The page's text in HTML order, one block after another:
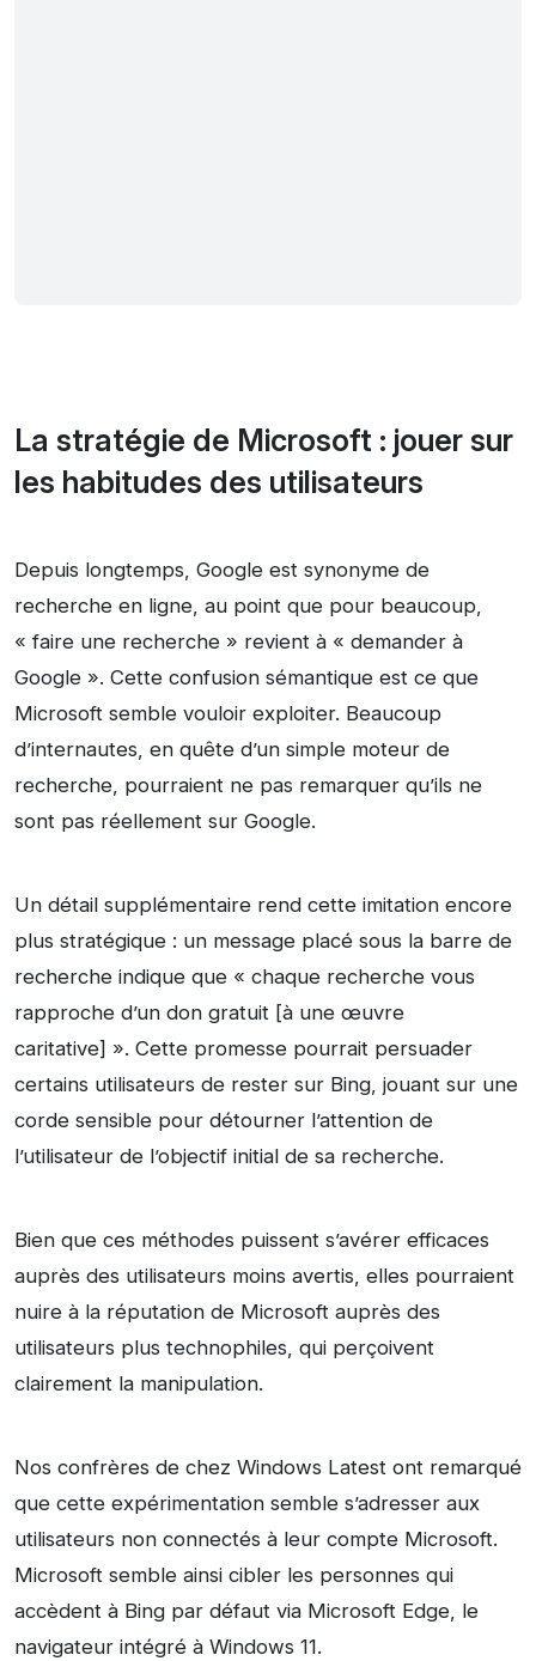
La stratégie de Microsoft : jouer sur
les habitudes des utilisateurs
Depuis longtemps, Google est synonyme de
recherche en ligne, au point que pour beaucoup,
« faire une recherche » revient à « demander à
Google ». Cette confusion sémantique est ce que
Microsoft semble vouloir exploiter. Beaucoup
d’internautes, en quête d’un simple moteur de
recherche, pourraient ne pas remarquer qu’ils ne
sont pas réellement sur Google.
Un détail supplémentaire rend cette imitation encore
plus stratégique : un message placé sous la barre de
recherche indique que « chaque recherche vous
rapproche d’un don gratuit [à une œuvre
caritative] ». Cette promesse pourrait persuader
certains utilisateurs de rester sur Bing, jouant sur une
corde sensible pour détourner l’attention de
l’utilisateur de l’objectif initial de sa recherche.
Bien que ces méthodes puissent s’avérer efficaces
auprès des utilisateurs moins avertis, elles pourraient
nuire à la réputation de Microsoft auprès des
utilisateurs plus technophiles, qui perçoivent
clairement la manipulation.
Nos confrères de chez Windows Latest ont remarqué
que cette expérimentation semble s’adresser aux
utilisateurs non connectés à leur compte Microsoft.
Microsoft semble ainsi cibler les personnes qui
accèdent à Bing par défaut via Microsoft Edge, le
navigateur intégré à Windows 11.